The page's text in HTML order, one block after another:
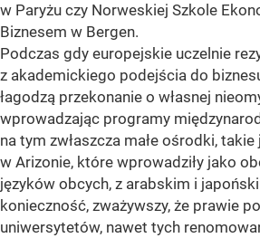
w Paryżu czy Norweskiej Szkole
Biznesem w Bergen.
Podczas gdy europejskie uczelnie
z akademickiego podejścia do
łagodzą przekonanie o własnej
wprowadzając programy
na tym zwłaszcza małe ośrodki,
w Arizonie, które wprowadziły jako
języków obcych, z arabskim i
konieczność, zważywszy, że prawie
uniwersytetów, nawet tych